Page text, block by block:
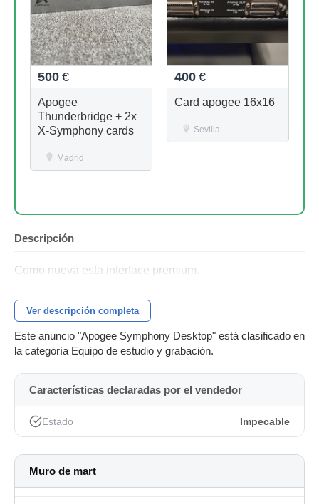
500 €
Apogee
Thunderbridge + 2x
X-Symphony cards
Madrid
400 €
Card apogee 16x16
Sevilla
Descripción
Como nueva esta interface premium.
Ver descripción completa
Este anuncio "Apogee Symphony Desktop" está clasificado en
la categoría Equipo de estudio y grabación.
Características declaradas por el vendedor
Estado Impecable
Muro de mart